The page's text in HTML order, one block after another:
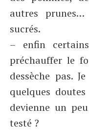
autres
sucrés.
– enfin
préchauffer le
dessèche pas.
quelques
devienne un peu
testé ?